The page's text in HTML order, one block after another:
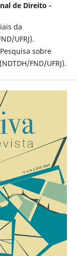
de Direito -
da
UFRJ).
sobre
FND/UFRJ).